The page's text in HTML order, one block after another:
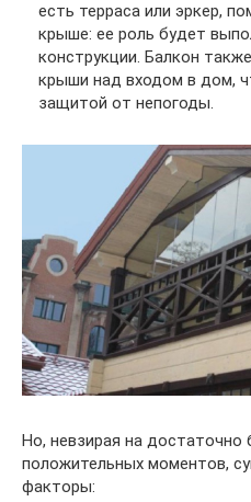
есть терраса или эркер,
крыше: ее роль будет
конструкции. Балкон
крыши над входом в дом,
защитой от непогоды.
Но, невзирая на достаточно
положительных моментов,
факторы: